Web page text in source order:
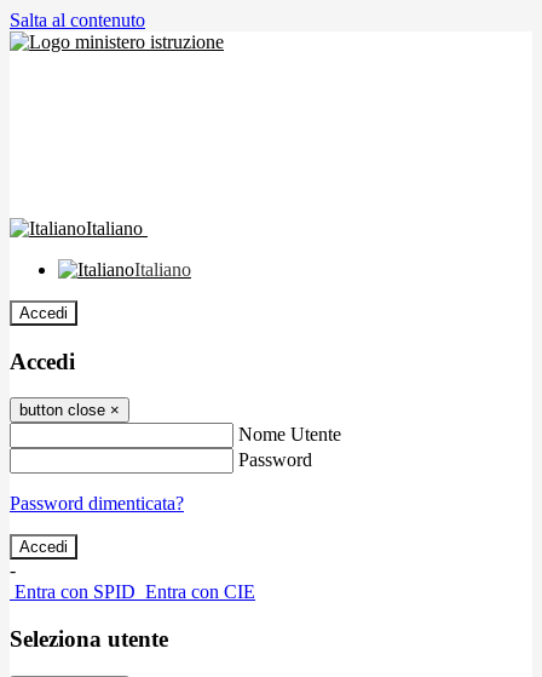
Salta al contenuto
Italiano
Italiano
Accedi
Accedi
button close ×
Nome Utente
Password
Password dimenticata?
-
Entra con SPID Entra con CIE
Seleziona utente